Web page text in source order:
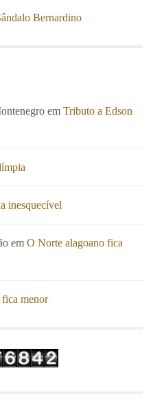
Bernardino
emTributo a Edson
inesquecível
emO Norte alagoano fica
menor